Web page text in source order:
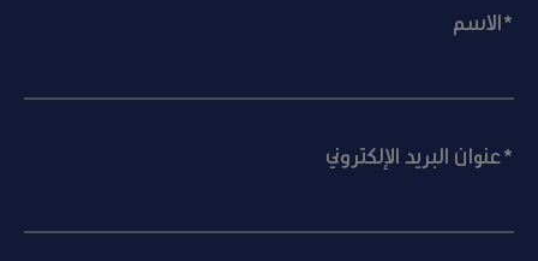
الاسم*
عنوان البريد الإلكتروني*